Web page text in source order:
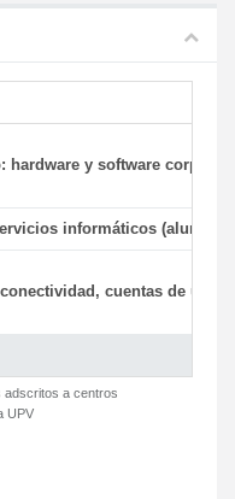
hardware y software
informáticos (alumnos)
cuentas de
adscritos a centros
UPV